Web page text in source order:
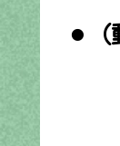
⚫︎